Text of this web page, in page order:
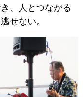
、人とつながる
せない。